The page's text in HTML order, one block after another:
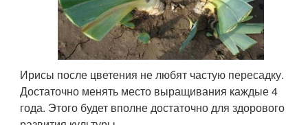
Ирисы после цветения не любят частую пересадку.
Достаточно менять место выращивания каждые 4
года. Этого будет вполне достаточно для здорового